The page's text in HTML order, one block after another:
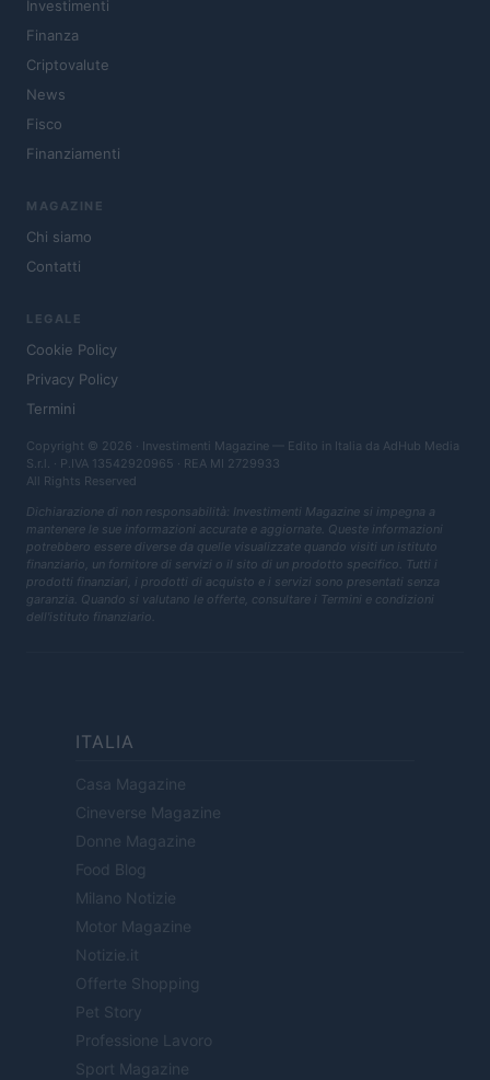
Investimenti
Finanza
Criptovalute
News
Fisco
Finanziamenti
MAGAZINE
Chi siamo
Contatti
LEGALE
Cookie Policy
Privacy Policy
Termini
Copyright © 2026 · Investimenti Magazine — Edito in Italia da AdHub Media
S.r.l. · P.IVA 13542920965 · REA MI 2729933
All Rights Reserved
Dichiarazione di non responsabilità: Investimenti Magazine si impegna a
mantenere le sue informazioni accurate e aggiornate. Queste informazioni
potrebbero essere diverse da quelle visualizzate quando visiti un istituto
finanziario, un fornitore di servizi o il sito di un prodotto specifico. Tutti i
prodotti finanziari, i prodotti di acquisto e i servizi sono presentati senza
garanzia. Quando si valutano le offerte, consultare i Termini e condizioni
dell'istituto finanziario.
ITALIA
Casa Magazine
Cineverse Magazine
Donne Magazine
Food Blog
Milano Notizie
Motor Magazine
Notizie.it
Offerte Shopping
Pet Story
Professione Lavoro
Sport Magazine